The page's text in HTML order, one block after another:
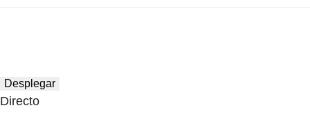
Desplegar
Directo